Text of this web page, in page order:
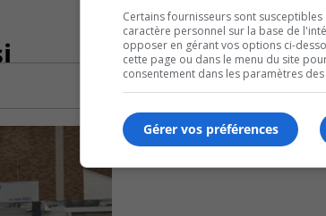
Certains fournisseurs sont
caractère personnel sur la base de
opposer en gérant vos options ci-
cette page ou dans le menu du site
consentement dans les paramètres
Gérer vos préférences